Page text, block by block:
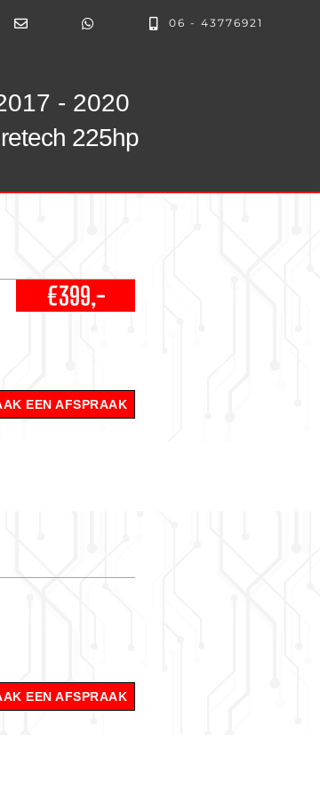
06 - 43776921
- 2020
225hp
€399,-
EEN AFSPRAAK
EEN AFSPRAAK